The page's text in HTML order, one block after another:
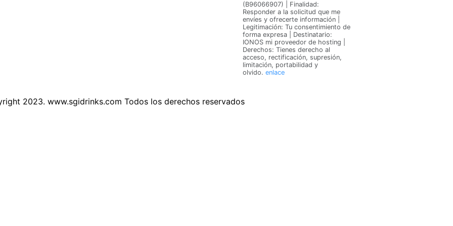
(B96066907) | Finalidad:
Responder a la solicitud que me
envíes y ofrecerte información |
Legitimación: Tu consentimiento de
forma expresa | Destinatario:
IONOS mi proveedor de hosting |
Derechos: Tienes derecho al
acceso, rectificación, supresión,
limitación, portabilidad y
olvido. enlace
2023. www.sgidrinks.com Todos los derechos reservados